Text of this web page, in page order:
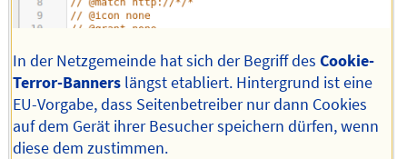
In der Netzgemeinde hat sich der Begriff desCookie-
Terror-Banners längst etabliert. Hintergrund ist eine
EU-Vorgabe, dass Seitenbetreiber nur dann Cookies
auf dem Gerät ihrer Besucher speichern dürfen, wenn
diese dem zustimmen.